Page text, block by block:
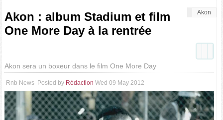
Akon
Akon : album Stadium et film
One More Day à la rentrée
Akon sera un boxeur dans le film One More Day
Rnb News Posted by Rédaction Wed 09 May 2012